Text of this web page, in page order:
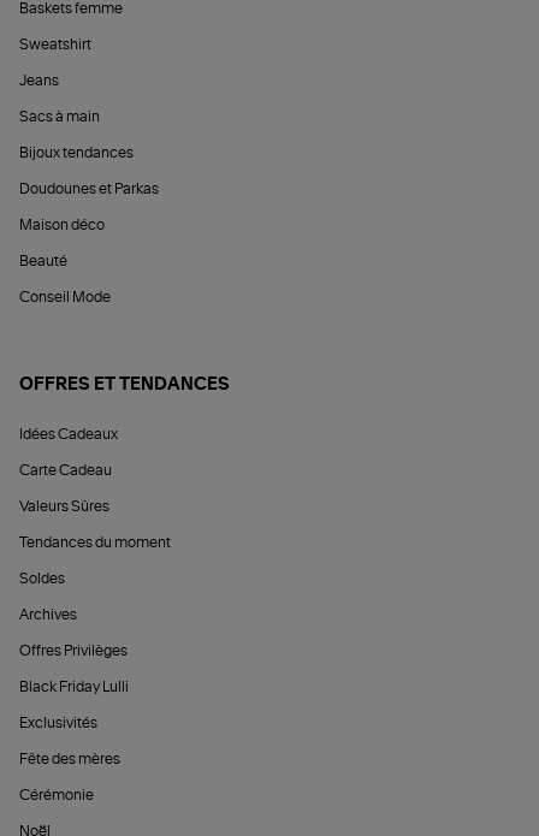
Baskets femme
Sweatshirt
Jeans
Sacs à main
Bijoux tendances
Doudounes et Parkas
Maison déco
Beauté
Conseil Mode
OFFRES ET TENDANCES
Idées Cadeaux
Carte Cadeau
Valeurs Sûres
Tendances du moment
Soldes
Archives
Offres Privilèges
Black Friday Lulli
Exclusivités
Fête des mères
Cérémonie
Noël